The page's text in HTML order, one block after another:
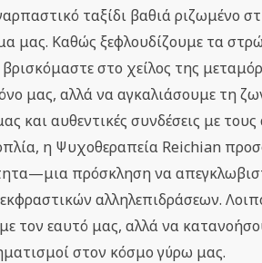
ταξίδι βαθιά ριζωμένο
μας. Καθώς ξεφλουδίζουμε τα
στο χείλος της
μας, αλλά να αγκαλιάσουμε τη
και αυθεντικές συνδέσεις με
η Ψυχοθεραπεία Reichian
πρόσκληση να
αλληλεπιδράσεων.
τον εαυτό μας, αλλά να
στον κόσμο γύρω μας.